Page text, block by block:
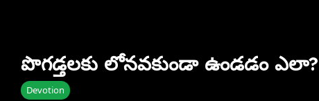
పొగడ్తలకు లోనవకుండా ఉండడం ఎలా?
Devotion